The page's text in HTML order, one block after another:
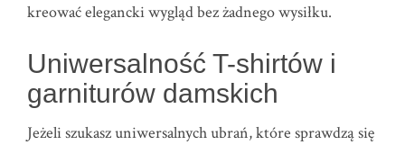
kreować elegancki wygląd bez żadnego wysiłku.
Uniwersalność T-shirtów i
garniturów damskich
Jeżeli szukasz uniwersalnych ubrań, które sprawdzą się